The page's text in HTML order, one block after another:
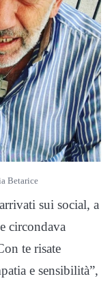
Betarice
sui social, a
circondava
te risate
e sensibilità”,